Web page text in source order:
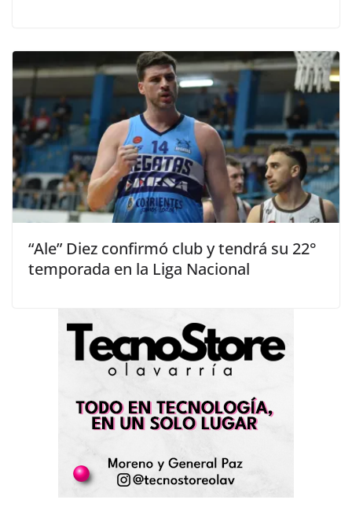
“Ale” Diez confirmó club y tendrá su 22°
temporada en la Liga Nacional